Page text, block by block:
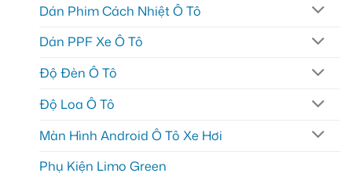
Dán Phim Cách Nhiệt Ô Tô
Dán PPF Xe Ô Tô
Độ Đèn Ô Tô
Độ Loa Ô Tô
Màn Hình Android Ô Tô Xe Hơi
Phụ Kiện Limo Green